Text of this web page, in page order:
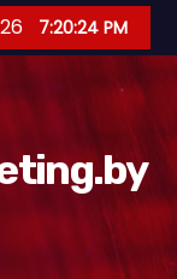
7:20:25 PM